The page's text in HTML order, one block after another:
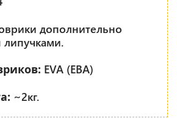
дополнительно
липучками.
EVA (ЕВА)
~2кг.